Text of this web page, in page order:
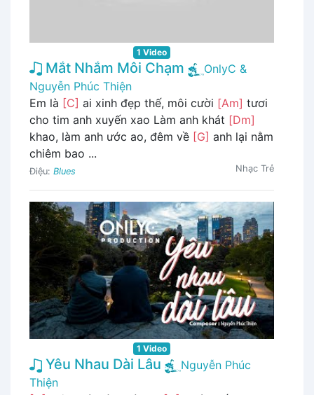
1 Video
Mắt Nhắm Môi Chạm
OnlyC &
Nguyễn Phúc Thiện
Em là [C] ai xinh đẹp thế, môi cười [Am] tươi
cho tim anh xuyến xao Làm anh khát [Dm]
khao, làm anh ước ao, đêm về [G] anh lại nằm
chiêm bao ...
Điệu: Blues Nhạc Trẻ
1 Video
Yêu Nhau Dài Lâu
Nguyễn Phúc
Thiện